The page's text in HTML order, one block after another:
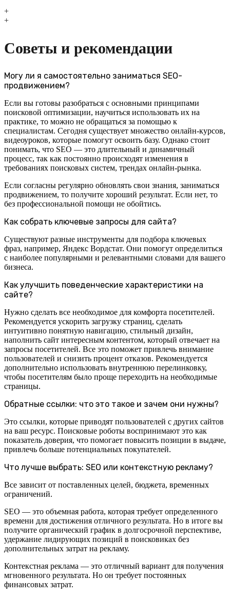
+
+
Советы и рекомендации
Могу ли я самостоятельно заниматься SEO-
продвижением?
Если вы готовы разобраться с основными принципами
поисковой оптимизации, научиться использовать их на
практике, то можно не обращаться за помощью к
специалистам. Сегодня существует множество онлайн-курсов,
видеоуроков, которые помогут освоить базу. Однако стоит
понимать, что SEO — это длительный и динамичный
процесс, так как постоянно происходят изменения в
требованиях поисковых систем, трендах онлайн-рынка.
Если согласны регулярно обновлять свои знания, заниматься
продвижением, то получите хороший результат. Если нет, то
без профессиональной помощи не обойтись.
Как собрать ключевые запросы для сайта?
Существуют разные инструменты для подбора ключевых
фраз, например, Яндекс Вордстат. Они помогут определиться
с наиболее популярными и релевантными словами для вашего
бизнеса.
Как улучшить поведенческие характеристики на
сайте?
Нужно сделать все необходимое для комфорта посетителей.
Рекомендуется ускорить загрузку страниц, сделать
интуитивно понятную навигацию, стильный дизайн,
наполнить сайт интересным контентом, который отвечает на
запросы посетителей. Все это поможет привлечь внимание
пользователей и снизить процент отказов. Рекомендуется
дополнительно использовать внутреннюю перелинковку,
чтобы посетителям было проще переходить на необходимые
страницы.
Обратные ссылки: что это такое и зачем они нужны?
Это ссылки, которые приводят пользователей с других сайтов
на ваш ресурс. Поисковые роботы воспринимают это как
показатель доверия, что помогает повысить позиции в выдаче,
привлечь больше потенциальных покупателей.
Что лучше выбрать: SEO или контекстную рекламу?
Все зависит от поставленных целей, бюджета, временных
ограничений.
SEO — это объемная работа, которая требует определенного
времени для достижения отличного результата. Но в итоге вы
получите органический график в долгосрочной перспективе,
удержание лидирующих позиций в поисковиках без
дополнительных затрат на рекламу.
Контекстная реклама — это отличный вариант для получения
мгновенного результата. Но он требует постоянных
финансовых затрат.